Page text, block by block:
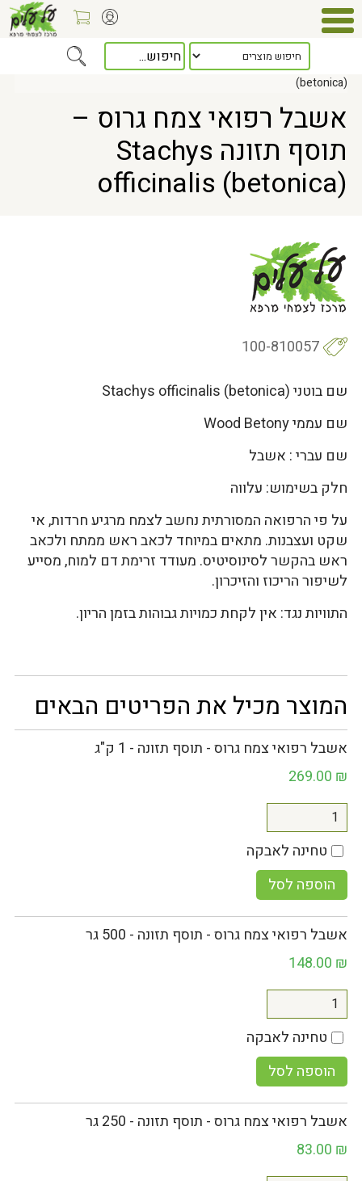
> אשבל רפואי צמח גרוס – תוסף תזונה Stachys officinalis
(betonica)
אשבל רפואי צמח גרוס –
תוסף תזונה Stachys
officinalis (betonica)
100-810057
שם בוטני Stachys officinalis (betonica)
שם עממי Wood Betony
שם עברי : אשבל
חלק בשימוש: עלווה
על פי הרפואה המסורתית נחשב לצמח מרגיע חרדות, אי
שקט ועצבנות. מתאים במיוחד לכאב ראש ממתח ולכאב
ראש בהקשר לסינוסיטיס. מעודד זרימת דם למוח, מסייע
לשיפור הריכוז והזיכרון.
התוויות נגד: אין לקחת כמויות גבוהות בזמן הריון.
המוצר מכיל את הפריטים הבאים
אשבל רפואי צמח גרוס - תוסף תזונה - 1 ק"ג
269.00 ₪
טחינה לאבקה
הוספה לסל
אשבל רפואי צמח גרוס - תוסף תזונה - 500 גר
148.00 ₪
טחינה לאבקה
הוספה לסל
אשבל רפואי צמח גרוס - תוסף תזונה - 250 גר
83.00 ₪